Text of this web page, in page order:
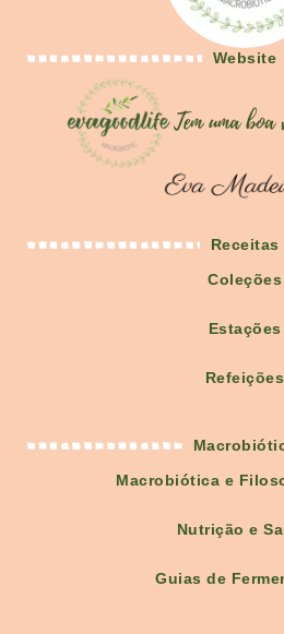
Website
Receitas
Coleções
Estações
Refeições
Macrobiótica e
Nutrição e
Guias de